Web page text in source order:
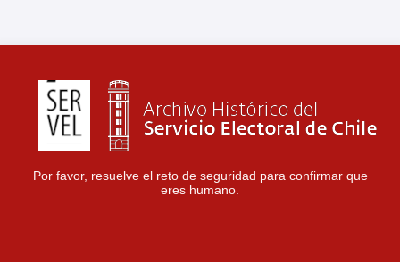
Por favor, resuelve el reto de seguridad para confirmar que
eres humano.